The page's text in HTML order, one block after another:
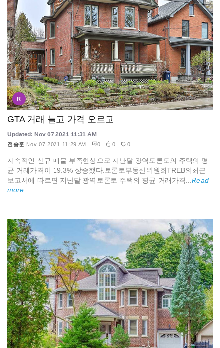
R
GTA 거래 늘고 가격 오르고
Updated: Nov 07 2021 11:31 AM
전승훈 Nov 07 2021 11:29 AM 0 0 0
지속적인 신규 매물 부족현상으로 지난달 광역토론토의 주택의 평
균 거래가격이 19.3% 상승했다.토론토부동산위원회TREB의최근
보고서에 따르면 지난달 광역토론토 주택의 평균 거래가격...Read
more...